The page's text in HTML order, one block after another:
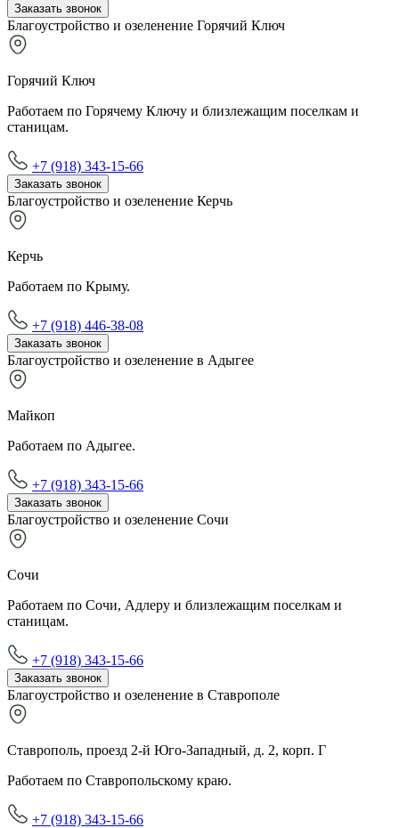
Заказать звонок
Благоустройство и озеленение Горячий Ключ
Горячий Ключ
Работаем по Горячему Ключу и близлежащим поселкам и
станицам.
+7 (918) 343-15-66
Заказать звонок
Благоустройство и озеленение Керчь
Керчь
Работаем по Крыму.
+7 (918) 446-38-08
Заказать звонок
Благоустройство и озеленение в Адыгее
Майкоп
Работаем по Адыгее.
+7 (918) 343-15-66
Заказать звонок
Благоустройство и озеленение Сочи
Сочи
Работаем по Сочи, Адлеру и близлежащим поселкам и
станицам.
+7 (918) 343-15-66
Заказать звонок
Благоустройство и озеленение в Ставрополе
Ставрополь, проезд 2-й Юго-Западный, д. 2, корп. Г
Работаем по Ставропольскому краю.
+7 (918) 343-15-66